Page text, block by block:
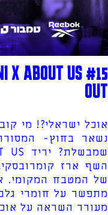
OUT
אוכל ישראלי?! מי
נשאר בחוץ-
השף ארז
של המטבח המקומי.
מתפשר על חומרי
מעורר השראה על